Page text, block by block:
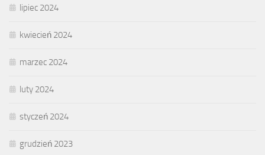
lipiec 2024
kwiecień 2024
marzec 2024
luty 2024
styczeń 2024
grudzień 2023